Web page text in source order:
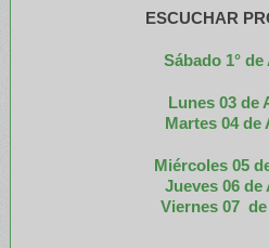
ESCUCHAR
Sábado 1°
Lunes 03 de
Martes 04 de
Miércoles 05
Jueves 06 de
Viernes 07